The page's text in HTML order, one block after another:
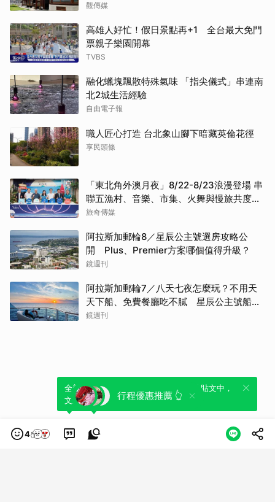
觀傳媒
高雄人好忙！假日景點再+1 全台最大免門
票親子樂園開幕
TVBS
融化蠟塊飄散特殊氣味 「指尖儀式」串連南
北2城生活經驗
自由電子報
職人匠心打造 台北象山腳下暗藏英倫花徑
享民頭條
「東北角外澳月夜」8/22-8/23浪漫登場 串
聯五漁村、音樂、市集、火舞與慢旅共度夏
夜
旅奇傳媒
阿拉斯加郵輪8／星辰公主號選房攻略公
開 Plus、Premier方案哪個值得升級？
鏡週刊
阿拉斯加郵輪7／八天七夜怎麼玩？不用天
天下船、免費餐廳吃不膩 星辰公主號船上
一日生活公開
鏡週刊
行程優惠推薦 👆
4
全新體驗！一鍵引用此內容，透過發布貼
文來輕鬆表達個人立場。
可以轉發或引用此內容至自己的貼文中，
來發表您的評論或觀點。